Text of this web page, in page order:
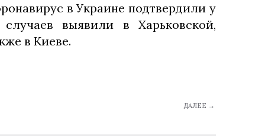
в Украине подтвердили у
выявили в Харьковской,
в Киеве.
ДАЛЕЕ →